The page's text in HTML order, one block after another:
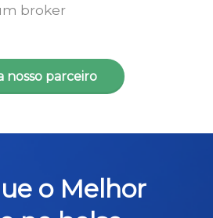
broker
nosso parceiro
o Melhor